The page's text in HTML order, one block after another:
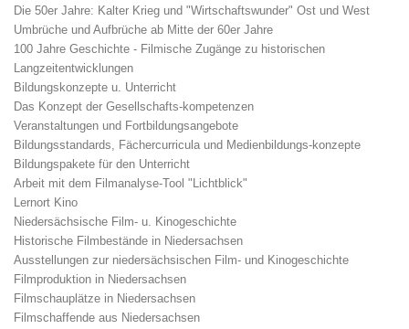
Die 50er Jahre: Kalter Krieg und "Wirtschaftswunder" Ost und West
Umbrüche und Aufbrüche ab Mitte der 60er Jahre
100 Jahre Geschichte - Filmische Zugänge zu historischen
Langzeitentwicklungen
Bildungskonzepte u. Unterricht
Das Konzept der Gesellschafts-kompetenzen
Veranstaltungen und Fortbildungsangebote
Bildungsstandards, Fächercurricula und Medienbildungs-konzepte
Bildungspakete für den Unterricht
Arbeit mit dem Filmanalyse-Tool "Lichtblick"
Lernort Kino
Niedersächsische Film- u. Kinogeschichte
Historische Filmbestände in Niedersachsen
Ausstellungen zur niedersächsischen Film- und Kinogeschichte
Filmproduktion in Niedersachsen
Filmschauplätze in Niedersachsen
Filmschaffende aus Niedersachsen